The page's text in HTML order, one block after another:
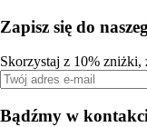
Zapisz się do
Skorzystaj z 10% zniżki,
Bądźmy w